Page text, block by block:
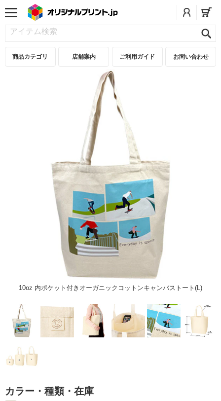
商品カテゴリ 店舗案内 ご利用ガイド お問い合わせ
10oz 内ポケット付きオーガニックコットンキャンバストート(L)
カラー・種類・在庫